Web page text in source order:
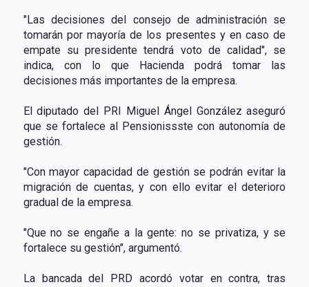
"Las decisiones del consejo de administración se
tomarán por mayoría de los presentes y en caso de
empate su presidente tendrá voto de calidad", se
indica, con lo que Hacienda podrá tomar las
decisiones más importantes de la empresa.
El diputado del PRI Miguel Ángel González aseguró
que se fortalece al Pensionissste con autonomía de
gestión.
"Con mayor capacidad de gestión se podrán evitar la
migración de cuentas, y con ello evitar el deterioro
gradual de la empresa.
"Que no se engañe a la gente: no se privatiza, y se
fortalece su gestión", argumentó.
La bancada del PRD acordó votar en contra, tras